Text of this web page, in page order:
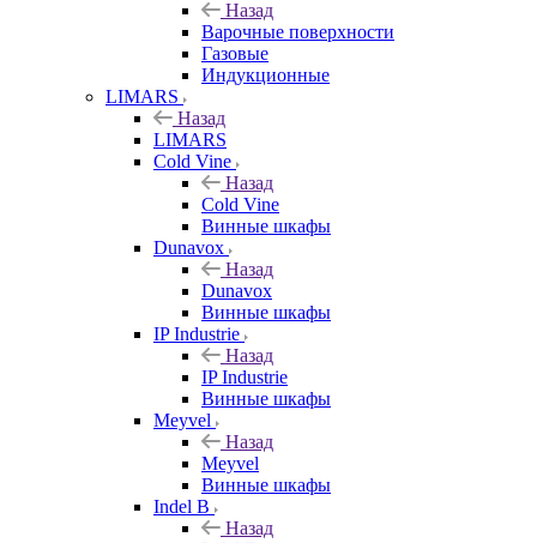
Назад
Варочные поверхности
Газовые
Индукционные
LIMARS
Назад
LIMARS
Cold Vine
Назад
Cold Vine
Винные шкафы
Dunavox
Назад
Dunavox
Винные шкафы
IP Industrie
Назад
IP Industrie
Винные шкафы
Meyvel
Назад
Meyvel
Винные шкафы
Indel B
Назад